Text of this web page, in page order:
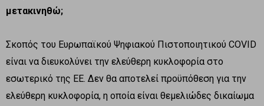
μετακινηθώ;
Σκοπός του Ευρωπαϊκού Ψηφιακού Πιστοποιητικού COVID
είναι να διευκολύνει την ελεύθερη κυκλοφορία στο
εσωτερικό της ΕΕ. Δεν θα αποτελεί προϋπόθεση για την
ελεύθερη κυκλοφορία, η οποία είναι θεμελιώδες δικαίωμα